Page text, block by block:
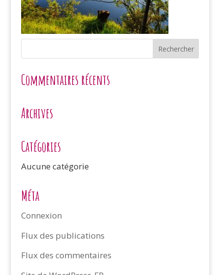
Commentaires récents
Archives
Catégories
Aucune catégorie
Méta
Connexion
Flux des publications
Flux des commentaires